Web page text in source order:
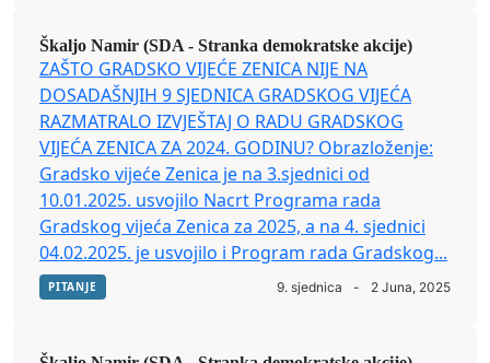
Škaljo Namir (SDA - Stranka demokratske akcije)
ZAŠTO GRADSKO VIJEĆE ZENICA NIJE NA
DOSADAŠNJIH 9 SJEDNICA GRADSKOG VIJEĆA
RAZMATRALO IZVJEŠTAJ O RADU GRADSKOG
VIJEĆA ZENICA ZA 2024. GODINU? Obrazloženje:
Gradsko vijeće Zenica je na 3.sjednici od
10.01.2025. usvojilo Nacrt Programa rada
Gradskog vijeća Zenica za 2025, a na 4. sjednici
04.02.2025. je usvojilo i Program rada Gradskog...
PITANJE 9. sjednica - 2 Juna, 2025